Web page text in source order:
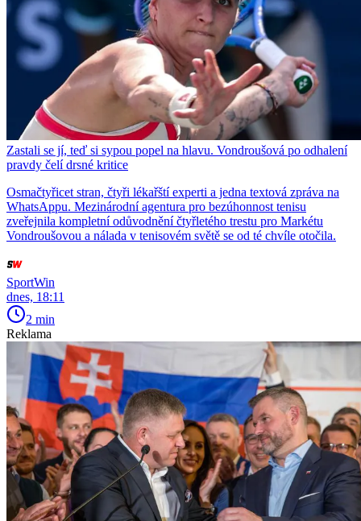
Zastali se jí, teď si sypou popel na hlavu. Vondroušová po odhalení
pravdy čelí drsné kritice
Osmačtyřicet stran, čtyři lékařští experti a jedna textová zpráva na
WhatsAppu. Mezinárodní agentura pro bezúhonnost tenisu
zveřejnila kompletní odůvodnění čtyřletého trestu pro Markétu
Vondroušovou a nálada v tenisovém světě se od té chvíle otočila.
SportWin
dnes, 18:11
2 min
Reklama